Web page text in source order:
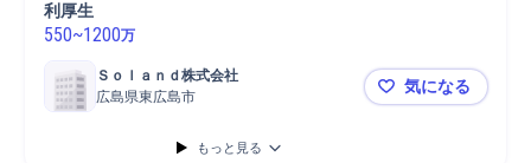
利厚生
550~1200万
Ｓｏｌａｎｄ株式会社
広島県東広島市
【建築施工
気になる
もっと見る